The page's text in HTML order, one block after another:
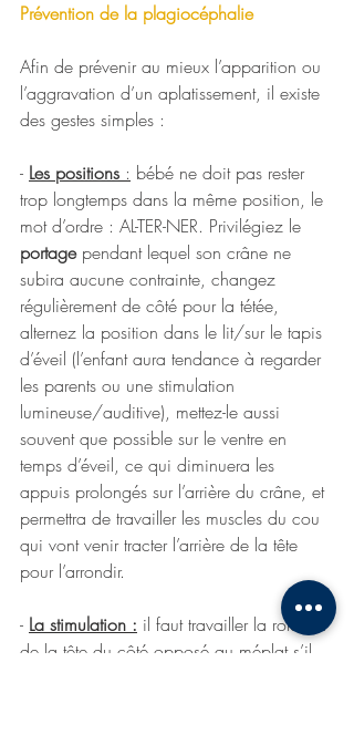
Prévention de la plagiocéphalie
Afin de prévenir au mieux l’apparition ou
l’aggravation d’un aplatissement, il existe
des gestes simples :
- Les positions : bébé ne doit pas rester
trop longtemps dans la même position, le
mot d’ordre : AL-TER-NER. Privilégiez le
portage pendant lequel son crâne ne
subira aucune contrainte, changez
régulièrement de côté pour la tétée,
alternez la position dans le lit/sur le tapis
d’éveil (l’enfant aura tendance à regarder
les parents ou une stimulation
lumineuse/auditive), mettez-le aussi
souvent que possible sur le ventre en
temps d’éveil, ce qui diminuera les
appuis prolongés sur l’arrière du crâne, et
permettra de travailler les muscles du cou
qui vont venir tracter l’arrière de la tête
pour l’arrondir.
- La stimulation : il faut travailler la rotation
de la tête du côté opposé au méplat s’il